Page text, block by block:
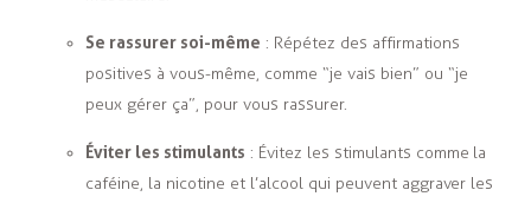
Se rassurer soi-même : Répétez des affirmations
positives à vous-même, comme “je vais bien” ou “je
peux gérer ça”, pour vous rassurer.
Éviter les stimulants : Évitez les stimulants comme la
caféine, la nicotine et l’alcool qui peuvent aggraver les